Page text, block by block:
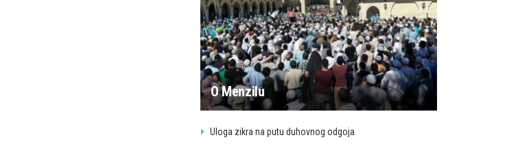
O Menzilu
Uloga zikra na putu duhovnog odgoja